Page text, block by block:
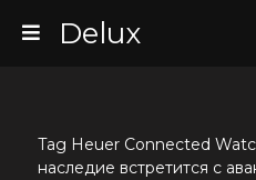
Delux
Tag Heuer Connected
наследие встретится с